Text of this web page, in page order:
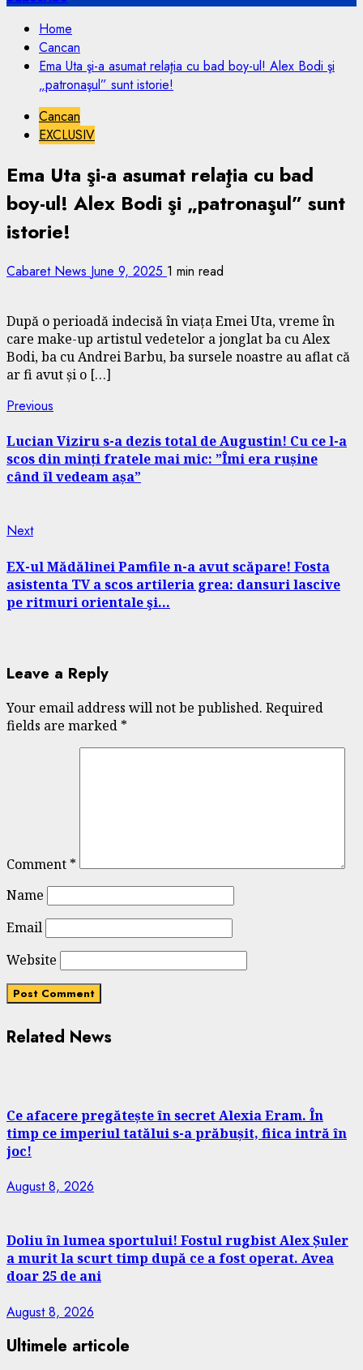
Home
Cancan
Ema Uta şi-a asumat relaţia cu bad boy-ul! Alex Bodi şi
„patronaşul” sunt istorie!
Cancan
EXCLUSIV
Ema Uta şi-a asumat relaţia cu bad
boy-ul! Alex Bodi şi „patronaşul” sunt
istorie!
Cabaret News June 9, 2025 1 min read
După o perioadă indecisă în viața Emei Uta, vreme în
care make-up artistul vedetelor a jonglat ba cu Alex
Bodi, ba cu Andrei Barbu, ba sursele noastre au aflat că
ar fi avut și o […]
Continue
Reading
Previous
Lucian Viziru s-a dezis total de Augustin! Cu ce l-a
scos din minți fratele mai mic: ”Îmi era rușine
când îl vedeam așa”
NextNext
EX-ul Mădălinei Pamfile n-a avut scăpare! Fosta
asistenta TV a scos artileria grea: dansuri lascive
pe ritmuri orientale şi…
Leave a Reply
Your email address will not be published. Required
fields are marked *
Comment *
Name
Email
Website
Related News
Ce afacere pregătește în secret Alexia Eram. În
timp ce imperiul tatălui s-a prăbușit, fiica intră în
joc!
August 8, 2026
Doliu în lumea sportului! Fostul rugbist Alex Șuler
a murit la scurt timp după ce a fost operat. Avea
doar 25 de ani
August 8, 2026
Ultimele articole